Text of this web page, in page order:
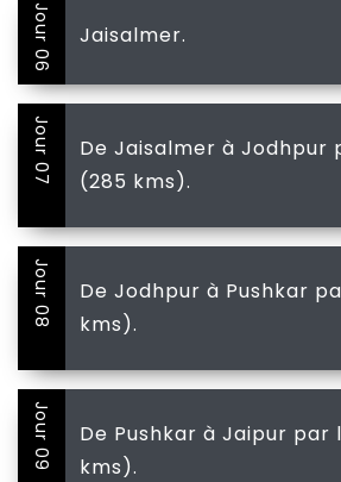
Jour 06 Jaisalmer.
Jour 07
De Jaisalmer à Jodhpur
(285 kms).
Jour 08
De Jodhpur à Pushkar
kms).
Jour 09
De Pushkar à Jaipur par
kms).